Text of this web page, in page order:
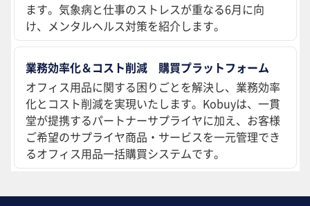
ます。気象病と仕事のストレスが重なる6月に向
け、メンタルヘルス対策を紹介します。
業務効率化＆コスト削減 購買プラットフォーム
オフィス用品に関する困りごとを解決し、業務効率
化とコスト削減を実現いたします。Kobuyは、一貫
堂が提携するパートナーサプライヤに加え、お客様
ご希望のサプライヤ商品・サービスを一元管理でき
るオフィス用品一括購買システムです。